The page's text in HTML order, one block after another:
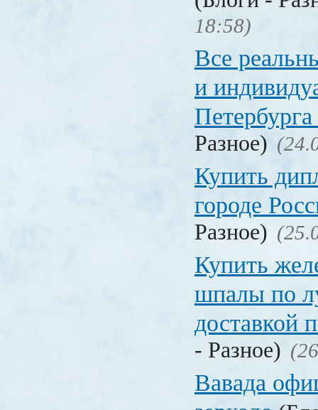
18:58)
Все
и
Петербурга
Разное)
Купить
городе
Разное)
Купить
шпалы по
доставкой
- Разное)
Вавада